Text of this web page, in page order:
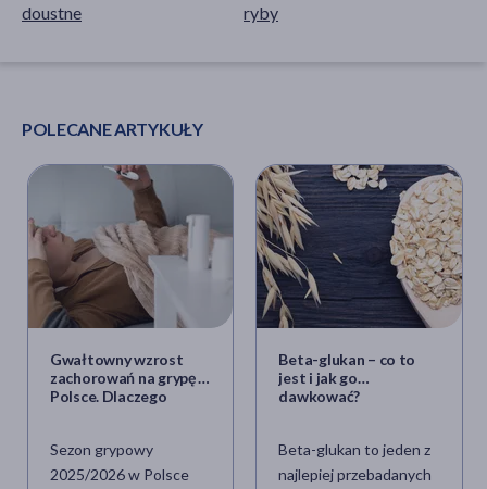
doustne ryby
POLECANE ARTYKUŁY
Gwałtowny wzrost
zachorowań na grypę w
Polsce. Dlaczego
Sezon grypowy
2025/2026 w Polsce
Beta-glukan – co to
jest i jak go
dawkować?
Beta-glukan to jeden z
najlepiej przebadanych